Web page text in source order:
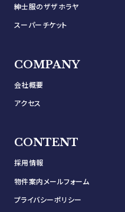
紳士服のザザホラヤ
スーパーチケット
COMPANY
会社概要
アクセス
CONTENT
採用情報
物件案内メールフォーム
プライバシーポリシー